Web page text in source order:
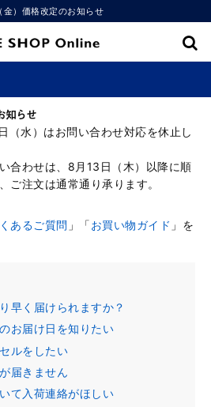
）価格改定のお知らせ
知らせ
（水）はお問い合わせ対応を休止し
合わせは、8月13日（木）以降に順
ご注文は通常通り承ります。
あるご質問 」「お買い物ガイド 」を
早く届けられますか？
お届け日を知りたい
ルをしたい
届きません
て入荷連絡がほしい